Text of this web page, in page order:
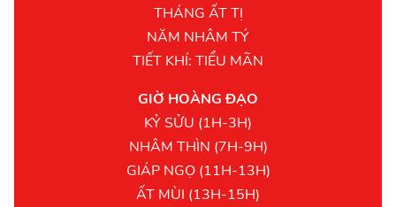
THÁNG ẤT TỊ
NĂM NHÂM TÝ
TIẾT KHÍ: TIỂU MÃN
GIỜ HOÀNG ĐẠO
KỶ SỬU (1H-3H)
NHÂM THÌN (7H-9H)
GIÁP NGỌ (11H-13H)
ẤT MÙI (13H-15H)